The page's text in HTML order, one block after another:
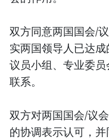
双方同意两国国会/
实两国领导人已达
议员小组、专业委
联系。
双方对两国国会/议
的协调表示认可，